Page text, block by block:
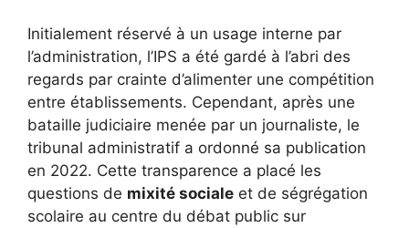
Initialement réservé à un usage interne par
l’administration, l’IPS a été gardé à l’abri des
regards par crainte d’alimenter une compétition
entre établissements. Cependant, après une
bataille judiciaire menée par un journaliste, le
tribunal administratif a ordonné sa publication
en 2022. Cette transparence a placé les
questions de mixité sociale et de ségrégation
scolaire au centre du débat public sur